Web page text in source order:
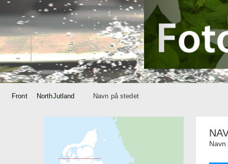
Front NorthJutland Navn på stedet